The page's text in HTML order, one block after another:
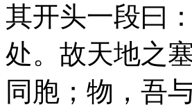
其开头一段曰
处。故天地之
同胞；物，吾